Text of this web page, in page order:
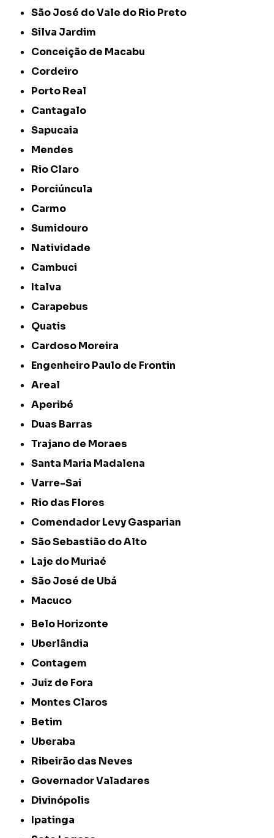
São José do Vale do Rio Preto
Silva Jardim
Conceição de Macabu
Cordeiro
Porto Real
Cantagalo
Sapucaia
Mendes
Rio Claro
Porciúncula
Carmo
Sumidouro
Natividade
Cambuci
Italva
Carapebus
Quatis
Cardoso Moreira
Engenheiro Paulo de Frontin
Areal
Aperibé
Duas Barras
Trajano de Moraes
Santa Maria Madalena
Varre-Sai
Rio das Flores
Comendador Levy Gasparian
São Sebastião do Alto
Laje do Muriaé
São José de Ubá
Macuco
Belo Horizonte
Uberlândia
Contagem
Juiz de Fora
Montes Claros
Betim
Uberaba
Ribeirão das Neves
Governador Valadares
Divinópolis
Ipatinga